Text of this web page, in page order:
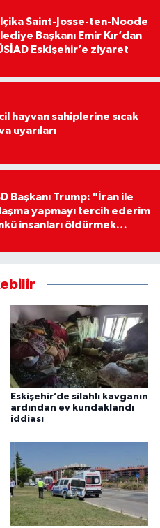
Saint-Josse-ten-Noode
Başkanı Emir Kır’dan
Eskişehir’e ziyaret
hayvan sahiplerine sıcak
uyarıları
Başkanı Trump: "İran ile
yapmayı tercih ederim
insanları öldürmek
Eskişehir’de silahlı kavganın
ardından ev kundaklandı
iddiası